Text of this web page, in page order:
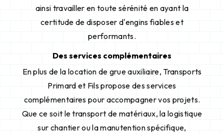
ainsi travailler en toute sérénité en ayant la
certitude de disposer d'engins fiables et
performants.
Des services complémentaires
En plus de la location de grue auxiliaire, Transports
Primard et Fils propose des services
complémentaires pour accompagner vos projets.
Que ce soit le transport de matériaux, la logistique
sur chantier ou la manutention spécifique,